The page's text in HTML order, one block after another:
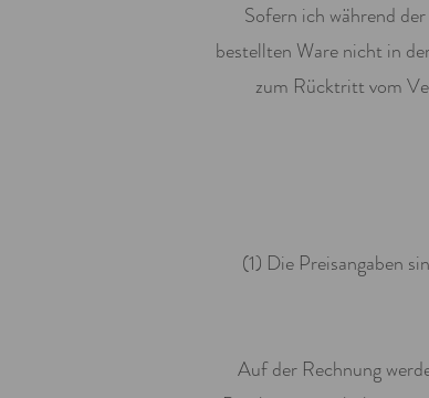
Sofern ich während
bestellten Ware nicht in
zum Rücktritt vom
(1) Die Preisangaben
Auf der Rechnung